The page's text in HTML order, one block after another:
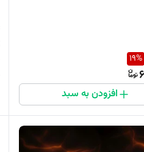
19%
افزودن به سبد